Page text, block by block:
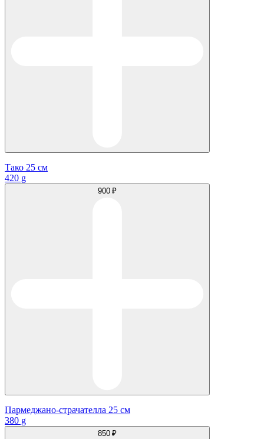
Тако 25 см
420 g
900 ₽
Пармеджано-страчателла 25 см
380 g
850 ₽